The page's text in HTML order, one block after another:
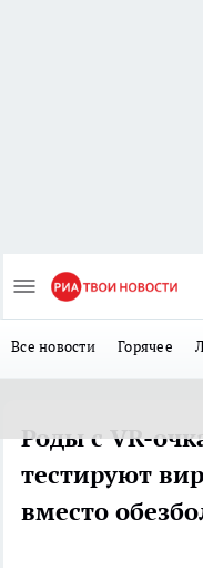
Все новости Горячее
Роды с VR-
тестируют
вместо